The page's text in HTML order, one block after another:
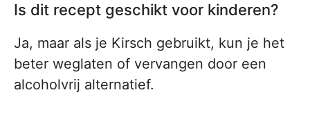
Is dit recept geschikt voor kinderen?
Ja, maar als je Kirsch gebruikt, kun je het
beter weglaten of vervangen door een
alcoholvrij alternatief.